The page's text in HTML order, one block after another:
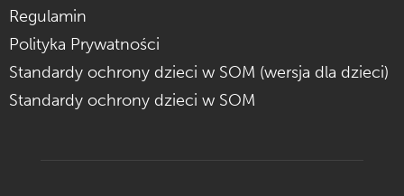
Regulamin
Polityka Prywatności
Standardy ochrony dzieci w SOM (wersja dla dzieci)
Standardy ochrony dzieci w SOM